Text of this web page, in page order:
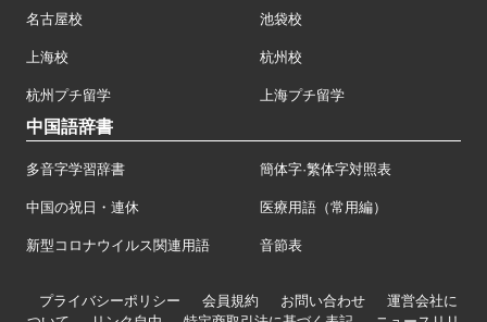
名古屋校 池袋校
上海校 杭州校
杭州プチ留学 上海プチ留学
中国語辞書
多音字学習辞書 簡体字·繁体字対照表
中国の祝日・連休 医療用語（常用編）
新型コロナウイルス関連用語 音節表
プライバシーポリシー 会員規約 お問い合わせ
運営会社に